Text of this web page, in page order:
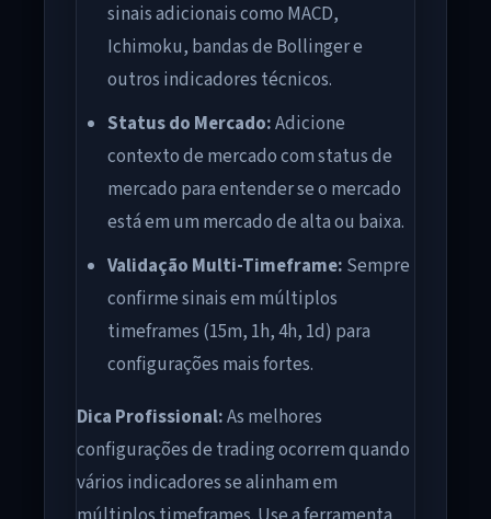
sinais adicionais como MACD,
Ichimoku, bandas de Bollinger e
outros indicadores técnicos.
Status do Mercado:Adicione
contexto de mercado com status de
mercado para entender se o mercado
está em um mercado de alta ou baixa.
Validação Multi-Timeframe: Sempre
confirme sinais em múltiplos
timeframes (15m, 1h, 4h, 1d) para
configurações mais fortes.
Dica Profissional:As melhores
configurações de trading ocorrem quando
vários indicadores se alinham em